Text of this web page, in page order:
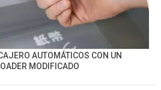
AUTOMÁTICOS CON UN
MODIFICADO